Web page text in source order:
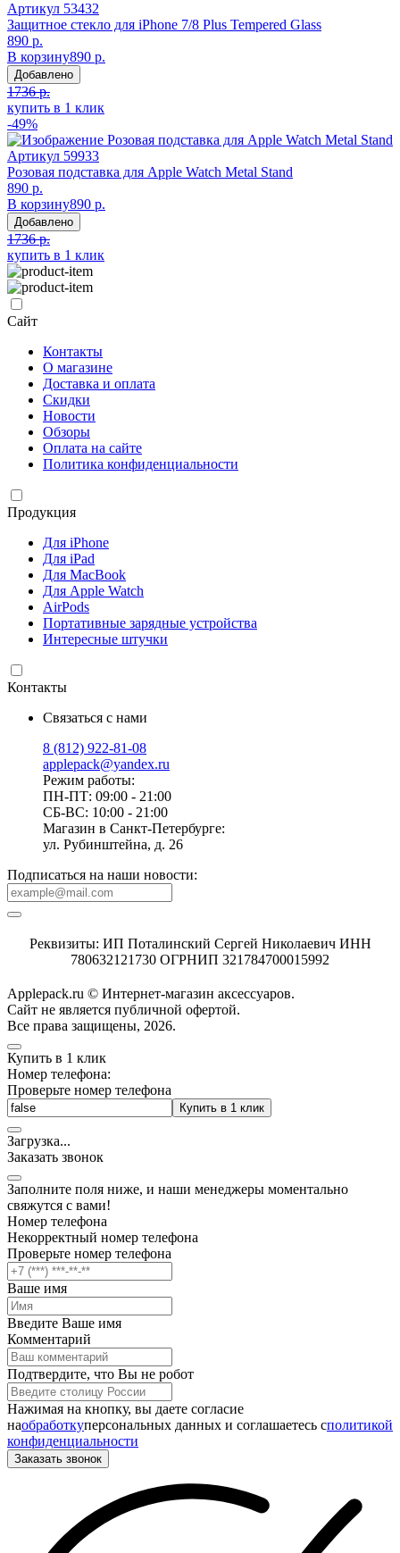
Артикул 53432
Защитное стекло для iPhone 7/8 Plus Tempered Glass
890 р.
В корзину890 р.
Добавлено
1736 р.
купить в 1 клик
-49%
Артикул 59933
Розовая подставка для Apple Watch Metal Stand
890 р.
В корзину890 р.
Добавлено
1736 р.
купить в 1 клик
Сайт
Контакты
О магазине
Доставка и оплата
Скидки
Новости
Обзоры
Оплата на сайте
Политика конфиденциальности
Продукция
Для iPhone
Для iPad
Для MacBook
Для Apple Watch
AirPods
Портативные зарядные устройства
Интересные штучки
Контакты
Связаться с нами
8 (812) 922-81-08
applepack@yandex.ru
Режим работы:
ПН-ПТ: 09:00 - 21:00
СБ-ВС: 10:00 - 21:00
Магазин в Санкт-Петербурге:
ул. Рубинштейна, д. 26
Подписаться на наши новости:
Реквизиты: ИП Поталинский Сергей Николаевич ИНН
780632121730 ОГРНИП 321784700015992
Applepack.ru © Интернет-магазин аксессуаров.
Cайт не является публичной офертой.
Все права защищены, 2026.
Купить в 1 клик
Номер телефона:
Проверьте номер телефона
Купить в 1 клик
Загрузка...
Заказать звонок
Заполните поля ниже, и наши менеджеры моментально
свяжутся с вами!
Номер телефона
Некорректный номер телефона
Проверьте номер телефона
Ваше имя
Введите Ваше имя
Комментарий
Подтвердите, что Вы не робот
Нажимая на кнопку, вы даете согласие
наобработкуперсональных данных и соглашаетесь cполитикой
конфиденциальности
Заказать звонок